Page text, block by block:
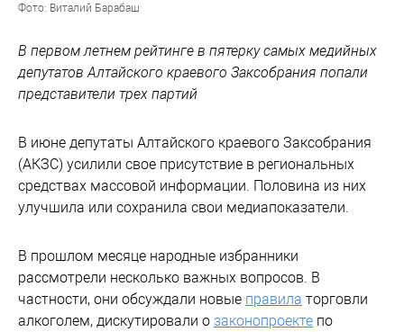
Фото: Виталий Барабаш
В первом летнем рейтинге в пятерку самых медийных
депутатов Алтайского краевого Заксобрания попали
представители трех партий
В июне депутаты Алтайского краевого Заксобрания
(АКЗС) усилили свое присутствие в региональных
средствах массовой информации. Половина из них
улучшила или сохранила свои медиапоказатели.
В прошлом месяце народные избранники
рассмотрели несколько важных вопросов. В
частности, они обсуждали новые правила торговли
алкоголем, дискутировали о законопроекте по